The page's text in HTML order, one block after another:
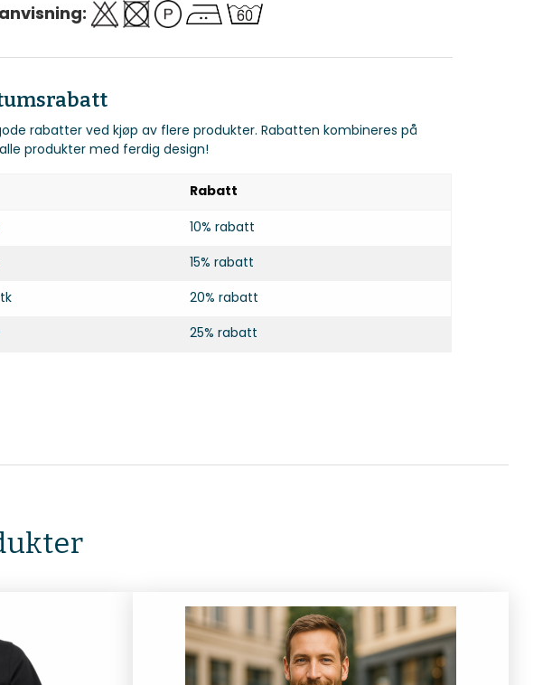
rabatter ved kjøp av flere produkter. Rabatten kombineres på
produkter med ferdig design!
Rabatt
10% rabatt
15% rabatt
20% rabatt
25% rabatt